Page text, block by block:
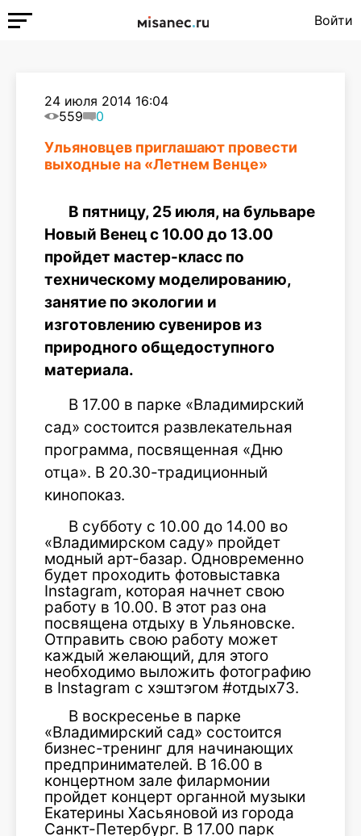
Войти
24 июля 2014 16:04
559
0
Ульяновцев приглашают провести
выходные на «Летнем Венце»
В пятницу, 25 июля, на бульваре
Новый Венец с 10.00 до 13.00
пройдет мастер-класс по
техническому моделированию,
занятие по экологии и
изготовлению сувениров из
природного общедоступного
материала.
В 17.00 в парке «Владимирский
сад» состоится развлекательная
программа, посвященная «Дню
отца». В 20.30-традиционный
кинопоказ.
В субботу с 10.00 до 14.00 во
«Владимирском саду» пройдет
модный арт-базар. Одновременно
будет проходить фотовыставка
Instagram, которая начнет свою
работу в 10.00. В этот раз она
посвящена отдыху в Ульяновске.
Отправить свою работу может
каждый желающий, для этого
необходимо выложить фотографию
в Instagram с хэштэгом #отдых73.
В воскресенье в парке
«Владимирский сад» состоится
бизнес-тренинг для начинающих
предпринимателей. В 16.00 в
концертном зале филармонии
пройдет концерт органной музыки
Екатерины Хасьяновой из города
Санкт-Петербург. В 17.00 парк